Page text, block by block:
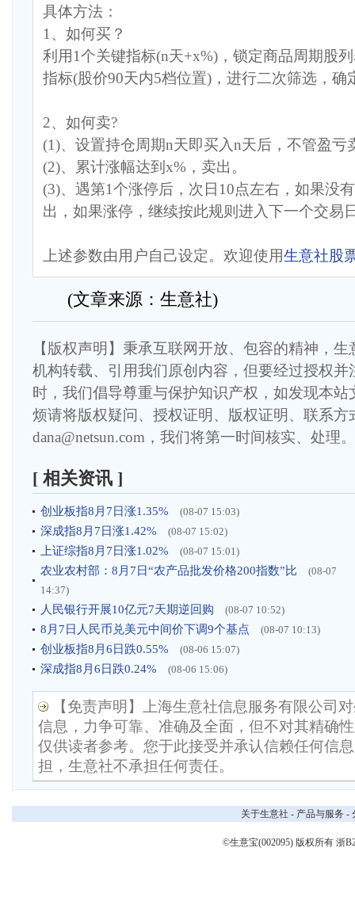
具体方法：
1、如何买？
利用1个关键指标(n天+x%)，锁定商品周期股
指标(股价90天内5档位置)，进行二次筛选，确
2、如何卖?
(1)、设置持仓周期n天即买入n天后，不管盈亏
(2)、累计涨幅达到x%，卖出。
(3)、遇第1个涨停后，次日10点左右，如果没
出，如果涨停，继续按此规则进入下一个交易
上述参数由用户自己设定。欢迎使用生意社股
(文章来源：生意社)
【版权声明】秉承互联网开放、包容的精神，
机构转载、引用我们原创内容，但要经过授权并
时，我们倡导尊重与保护知识产权，如发现本
烦请将版权疑问、授权证明、版权证明、联系方
dana@netsun.com，我们将第一时间核实、处理。
[ 相关资讯 ]
创业板指8月7日涨1.35% (08-07 15:03)
深成指8月7日涨1.42% (08-07 15:02)
上证综指8月7日涨1.02% (08-07 15:01)
农业农村部：8月7日“农产品批发价格200指数”比
(08-07
14:37)
人民银行开展10亿元7天期逆回购 (08-07 10:52)
8月7日人民币兑美元中间价下调9个基点 (08-07 10:13)
创业板指8月6日跌0.55% (08-06 15:07)
深成指8月6日跌0.24% (08-06 15:06)
【免责声明】上海生意社信息服务有限公司
信息，力争可靠、准确及全面，但不对其精确
仅供读者参考。您于此接受并承认信赖任何信
担，生意社不承担任何责任。
关于生意社 - 产品与服务 -
©生意宝(002095) 版权所有 浙